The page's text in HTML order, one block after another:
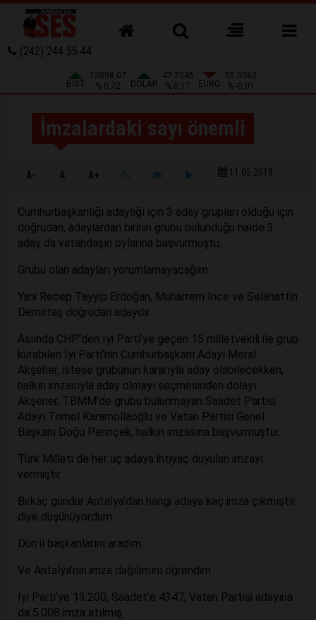
(242) 244 55 44
BIST
13898.07
% 0,72
DOLAR
47.7045
% 0,17
EURO
55.0062
% -0,01
İmzalardaki sayı önemli
A- A A+ 11.05.2018
Cumhurbaşkanlığı adaylığı için 3 aday grupları olduğu için
doğrudan, adaylardan birinin grubu bulunduğu halde 3
aday da vatandaşın oylarına başvurmuştu.
Grubu olan adayları yorumlamayacağım.
Yani Recep Tayyip Erdoğan, Muharrem İnce ve Selahattin
Demirtaş doğrudan adaydır.
Aslında CHP’den İyi Parti’ye geçen 15 milletvekili ile grup
kurabilen İyi Parti’nin Cumhurbaşkanı Adayı Meral
Akşeher, istese grubunun kararıyla aday olabilecekken,
halkın imzasıyla aday olmayı seçmesinden dolayı
Akşener, TBMM’de grubu bulunmayan Saadet Partisi
Adayı Temel Karamollaoğlu ve Vatan Partisi Genel
Başkanı Doğu Perinçek, halkın imzasına başvurmuştur.
Türk Milleti de her üç adaya ihtiyaç duyulan imzayı
vermiştir.
Birkaç gündür Antalya’dan hangi adaya kaç imza çıkmıştır
diye düşünüyordum.
Dün il başkanlarını aradım.
Ve Antalya’nın imza dağılımını öğrendim.
İyi Parti’ye 13.200, Saadet’e 4347, Vatan Partisi adayına
da 5.008 imza atılmış.